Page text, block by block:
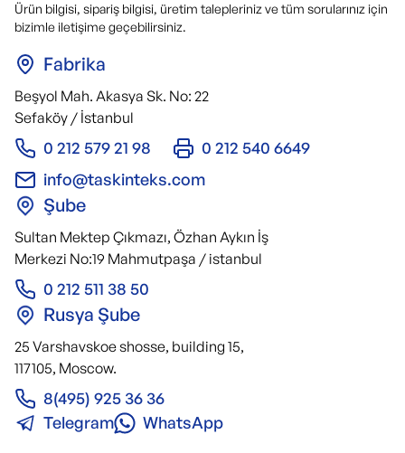
Ürün bilgisi, sipariş bilgisi, üretim talepleriniz ve tüm sorularınız için
bizimle iletişime geçebilirsiniz.
Fabrika
Beşyol Mah. Akasya Sk. No: 22
Sefaköy / İstanbul
0 212 579 21 98
0 212 540 6649
info@taskinteks.com
Şube
Sultan Mektep Çıkmazı, Özhan Aykın İş
Merkezi No:19 Mahmutpaşa / istanbul
0 212 511 38 50
Rusya Şube
25 Varshavskoe shosse, building 15,
117105, Moscow.
8(495) 925 36 36
Telegram
WhatsApp